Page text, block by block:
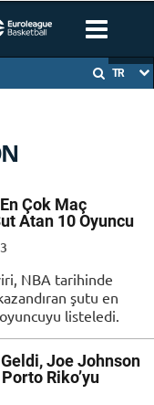
TR
Çok Maç
Atan 10 Oyuncu
NBA tarihinde
şutu en
listeledi.
Joe Johnson
Riko’yu